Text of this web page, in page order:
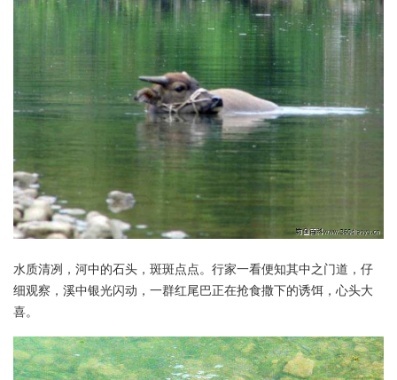
水质清冽，河中的石头，斑斑点点。行家一看便知其中之门道，仔
细观察，溪中银光闪动，一群红尾巴正在抢食撒下的诱饵，心头大
喜。